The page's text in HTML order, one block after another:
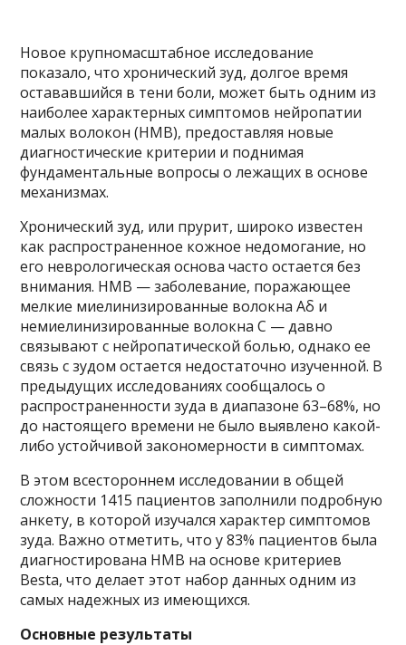
Новое крупномасштабное исследование
показало, что хронический зуд, долгое время
остававшийся в тени боли, может быть одним из
наиболее характерных симптомов нейропатии
малых волокон (НМВ), предоставляя новые
диагностические критерии и поднимая
фундаментальные вопросы о лежащих в основе
механизмах.
Хронический зуд, или прурит, широко известен
как распространенное кожное недомогание, но
его неврологическая основа часто остается без
внимания. НМВ — заболевание, поражающее
мелкие миелинизированные волокна Aδ и
немиелинизированные волокна C — давно
связывают с нейропатической болью, однако ее
связь с зудом остается недостаточно изученной. В
предыдущих исследованиях сообщалось о
распространенности зуда в диапазоне 63–68%, но
до настоящего времени не было выявлено какой-
либо устойчивой закономерности в симптомах.
В этом всестороннем исследовании в общей
сложности 1415 пациентов заполнили подробную
анкету, в которой изучался характер симптомов
зуда. Важно отметить, что у 83% пациентов была
диагностирована НМВ на основе критериев
Besta, что делает этот набор данных одним из
самых надежных из имеющихся.
Основные результаты